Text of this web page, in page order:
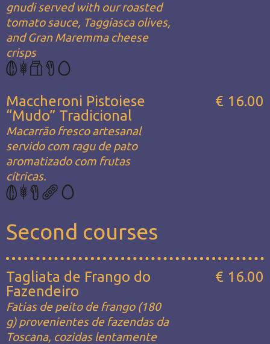
gnudi served with our roasted
tomato sauce, Taggiasca olives,
and Gran Maremma cheese
crisps
Maccheroni Pistoiese
“Mudo” Tradicional
Macarrão fresco artesanal
servido com ragu de pato
aromatizado com frutas
cítricas.
€ 16.00
Second courses
Tagliata de Frango do
Fazendeiro
Fatias de peito de frango (180
g) provenientes de fazendas da
Toscana, cozidas lentamente
€ 16.00